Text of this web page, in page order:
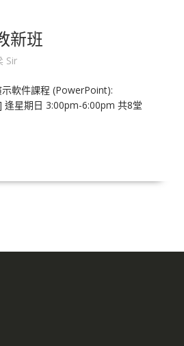
新班
Sir
軟件課程 (PowerPoint):
星期日 3:00pm-6:00pm 共8堂